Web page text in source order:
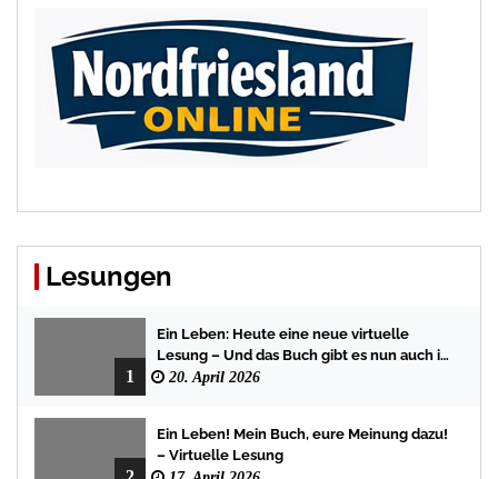
Lesungen
1
Ein Leben: Heute eine neue virtuelle
Lesung – Und das Buch gibt es nun auch in
der Bredstedter Stadtbuchhandlung
20. April 2026
Ein Leben! Mein Buch, eure Meinung dazu!
– Virtuelle Lesung